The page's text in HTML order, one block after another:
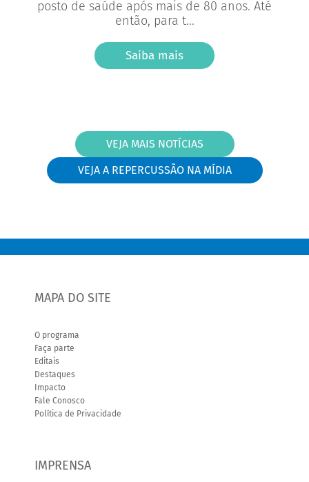
posto de saúde após mais de 80 anos. Até
então, para t...
Saiba mais
VEJA MAIS NOTÍCIAS
VEJA A REPERCUSSÃO NA MÍDIA
MAPA DO SITE
O programa
Faça parte
Editais
Destaques
Impacto
Fale Conosco
Política de Privacidade
IMPRENSA